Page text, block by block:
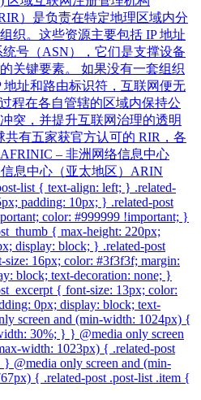
RIR）是负责在特定地理区域内分
织。这些资源主要包括 IP 地址
统号（ASN），它们是支撑设备
关键要素。 如果没有一套组织
址和路由标识符，互联网便无
程在各自管辖的区域内保持公
突，并提升互联网治理的透明
共有五家获官方认可的 RIR，各
– 非洲网络信息中心
息中心（亚太地区）ARIN
list { text-align: left; } .related-
padding: 10px; } .related-post
color: #999999 !important; }
{ max-height: 220px;
display: block; } .related-post
16px; color: #3f3f3f; margin:
block; text-decoration: none; }
{ font-size: 13px; color:
0px; display: block; text-
screen and (min-width: 1024px) {
30%; } } @media only screen
width: 1023px) { .related-post
@media only screen and (min-
{ .related-post .post-list .item {